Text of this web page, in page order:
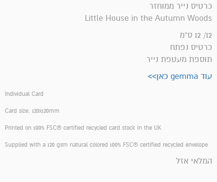
כרטיס נייר ממוחזר
Little House in the Autumn Woods
12/ 12 ס"מ
כרטיס נפתח
תוספת מעטפת נייר
עוד gemma כאן>>
Individual Card
Card size: 120x120mm
Printed on 100% FSC® certified recycled card stock in the UK
Supplied with a 120 gsm natural colored 100% FSC® certified recycled envelope
המלאי אזל